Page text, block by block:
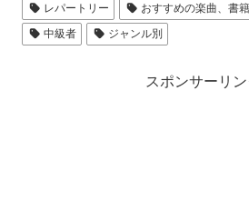
レパートリー
おすすめの楽曲、書
中級者
ジャンル別
スポンサーリン